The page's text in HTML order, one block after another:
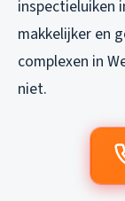
inspectieluiken
makkelijker en
complexen in
niet.